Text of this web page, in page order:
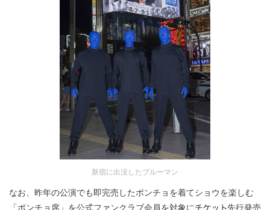
新宿に出没したブルーマン
なお、昨年の公演でも即完売したポンチョを着てショウを楽しむ
「ポンチョ席」を公式ファンクラブ会員を対象に
先行発売